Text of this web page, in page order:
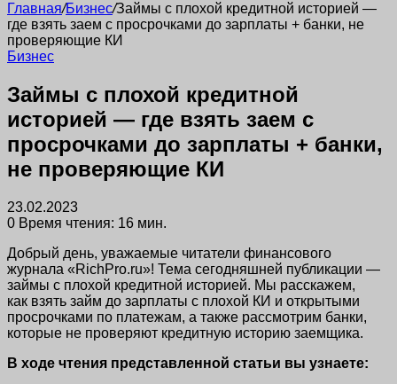
Главная/Бизнес/Займы с плохой кредитной историей —
где взять заем с просрочками до зарплаты + банки, не
проверяющие КИ
Бизнес
Займы с плохой кредитной
историей — где взять заем с
просрочками до зарплаты + банки,
не проверяющие КИ
23.02.2023
0 Время чтения: 16 мин.
Добрый день, уважаемые читатели финансового
журнала «RichPro.ru»! Тема сегодняшней публикации —
займы с плохой кредитной историей. Мы расскажем,
как взять займ до зарплаты с плохой КИ и открытыми
просрочками по платежам, а также рассмотрим банки,
которые не проверяют кредитную историю заемщика.
В ходе чтения представленной статьи вы узнаете: